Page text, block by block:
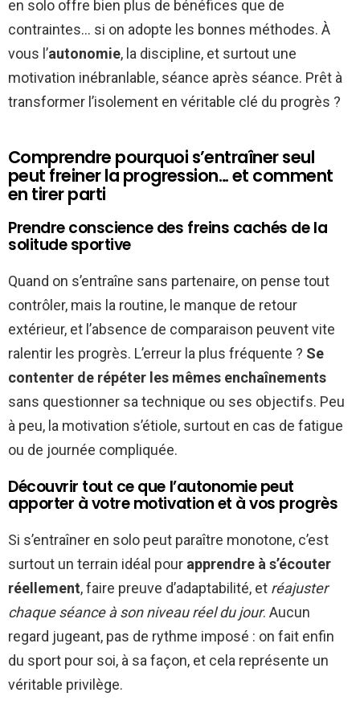
en solo offre bien plus de bénéfices que de
contraintes… si on adopte les bonnes méthodes. À
vous l’autonomie, la discipline, et surtout une
motivation inébranlable, séance après séance. Prêt à
transformer l’isolement en véritable clé du progrès ?
Comprendre pourquoi s’entraîner seul
peut freiner la progression… et comment
en tirer parti
Prendre conscience des freins cachés de la
solitude sportive
Quand on s’entraîne sans partenaire, on pense tout
contrôler, mais la routine, le manque de retour
extérieur, et l’absence de comparaison peuvent vite
ralentir les progrès. L’erreur la plus fréquente ? Se
contenter de répéter les mêmes enchaînements
sans questionner sa technique ou ses objectifs. Peu
à peu, la motivation s’étiole, surtout en cas de fatigue
ou de journée compliquée.
Découvrir tout ce que l’autonomie peut
apporter à votre motivation et à vos progrès
Si s’entraîner en solo peut paraître monotone, c’est
surtout un terrain idéal pour apprendre à s’écouter
réellement, faire preuve d’adaptabilité, et réajuster
chaque séance à son niveau réel du jour. Aucun
regard jugeant, pas de rythme imposé : on fait enfin
du sport pour soi, à sa façon, et cela représente un
véritable privilège.